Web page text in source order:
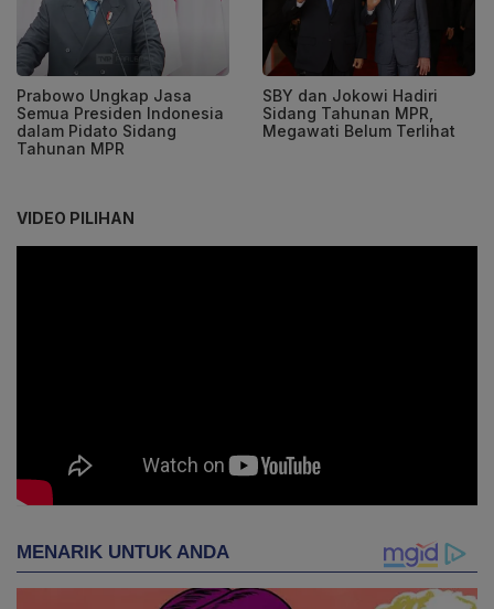
Prabowo Ungkap Jasa
Semua Presiden Indonesia
dalam Pidato Sidang
Tahunan MPR
SBY dan Jokowi Hadiri
Sidang Tahunan MPR,
Megawati Belum Terlihat
VIDEO PILIHAN